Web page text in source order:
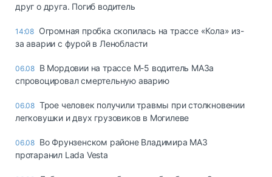
друг о друга. Погиб водитель
14:08 Огромная пробка скопилась на трассе «Кола» из-
за аварии с фурой в Ленобласти
06.08 В Мордовии на трассе М-5 водитель МАЗа
спровоцировал смертельную аварию
06.08 Трое человек получили травмы при столкновении
легковушки и двух грузовиков в Могилеве
06.08 Во Фрунзенском районе Владимира МАЗ
протаранил Lada Vesta